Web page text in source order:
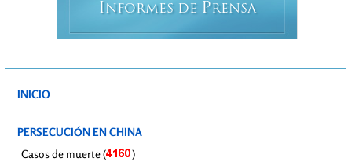
INFORMES DE PRENSA
INICIO
PERSECUCIÓN EN CHINA
Casos de muerte (
)